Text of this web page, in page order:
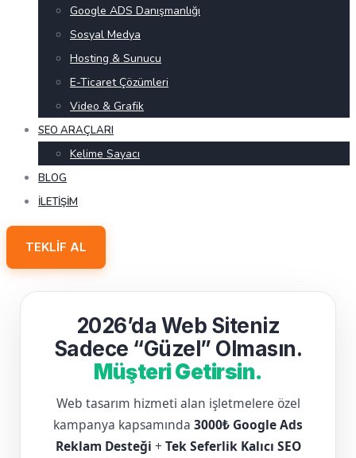
Google ADS Danışmanlığı
Sosyal Medya
Hosting & Sunucu
E-Ticaret Çözümleri
Video & Grafik
SEO ARAÇLARI
Kelime Sayacı
BLOG
İLETIŞIM
TEKLIF AL
2026’da Web Siteniz
Sadece “Güzel” Olmasın.
Müşteri Getirsin.
Web tasarım hizmeti alan işletmelere özel
kampanya kapsamında 3000₺ Google Ads
Reklam Desteği + Tek Seferlik Kalıcı SEO